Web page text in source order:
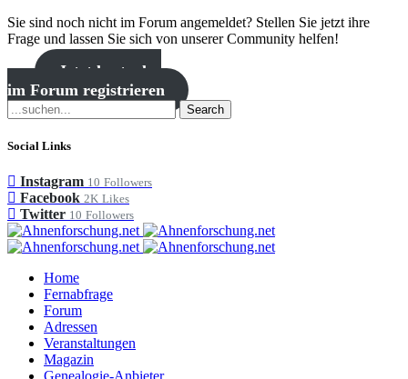
Sie sind noch nicht im Forum angemeldet? Stellen Sie jetzt ihre
Frage und lassen Sie sich von unserer Community helfen!
Jetzt kostenlos
im Forum registrieren
Search
Social Links
Instagram 10 Followers
Facebook 2K Likes
Twitter 10 Followers
Home
Fernabfrage
Forum
Adressen
Veranstaltungen
Magazin